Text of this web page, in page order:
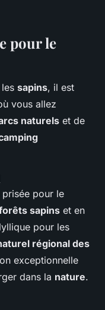
pour le
sapins, il est
vous allez
naturels et de
pour le
sapins et en
pour les
régional des
exceptionnelle
dans la nature.